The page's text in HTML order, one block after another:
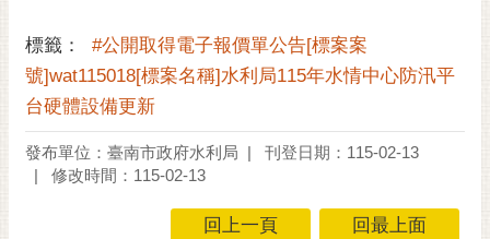
標籤：
#公開取得電子報價單公告[標案案
號]wat115018[標案名稱]水利局115年水情中心防汛平
台硬體設備更新
發布單位：臺南市政府水利局
刊登日期：115-02-13
修改時間：115-02-13
回上一頁 回最上面